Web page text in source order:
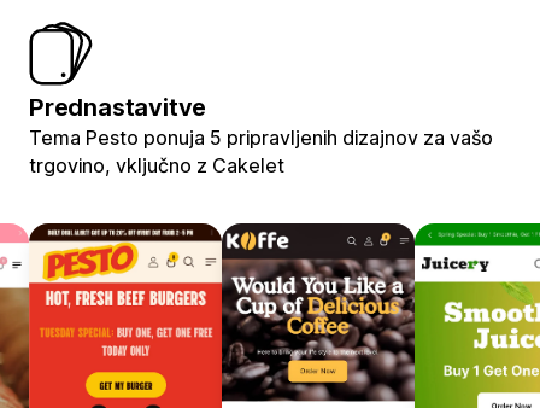
Prednastavitve
Tema Pesto ponuja 5 pripravljenih dizajnov za vašo
trgovino, vključno z Cakelet